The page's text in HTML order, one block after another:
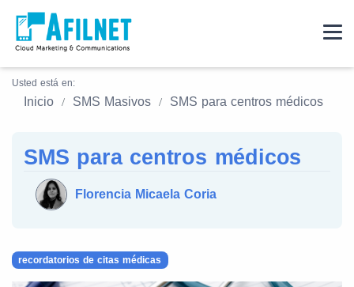
Usted está en:
Inicio SMS Masivos SMS para centros médicos
SMS para centros médicos
Florencia Micaela Coria
recordatorios de citas médicas